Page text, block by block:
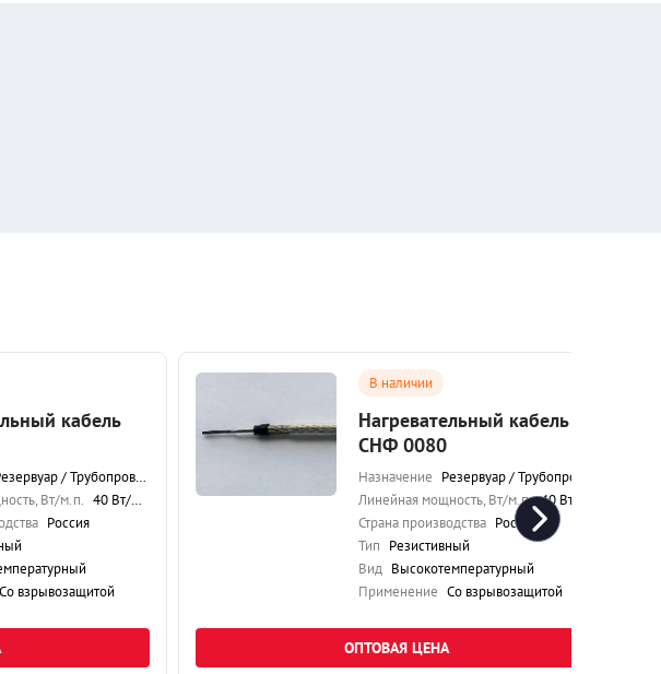
кабель
/ Трубопровод
Вт/м.п. 40 Вт/м.п.
Россия
Со взрывозащитой
В наличии
Нагревательный кабель
СНФ 0080
Назначение Резервуар / Трубопровод
Линейная мощность, Вт/м.п. 40 Вт/м.п.
Страна производства Россия
Тип Резистивный
Вид Высокотемпературный
Применение Со взрывозащитой
ОПТОВАЯ ЦЕНА